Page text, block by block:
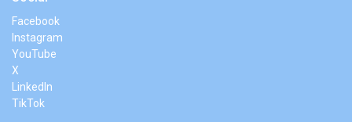
Facebook
Instagram
YouTube
X
LinkedIn
TikTok